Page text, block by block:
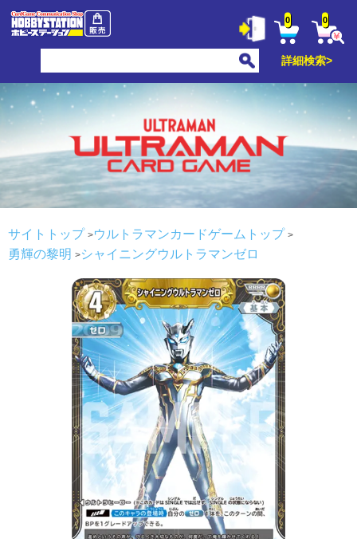
0 0
詳細検索>
サイトトップ
ウルトラマンカードゲームトップ
勇輝の黎明
シャイニングウルトラマンゼロ